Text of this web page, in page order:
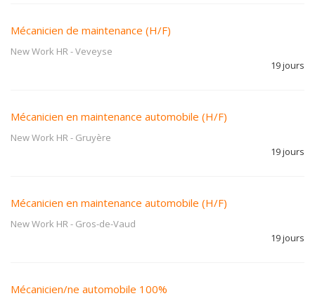
Mécanicien de maintenance (H/F)
New Work HR-Veveyse
19 jours
Mécanicien en maintenance automobile (H/F)
New Work HR- Gruyère
19 jours
Mécanicien en maintenance automobile (H/F)
New Work HR- Gros-de-Vaud
19 jours
Mécanicien/ne automobile 100%